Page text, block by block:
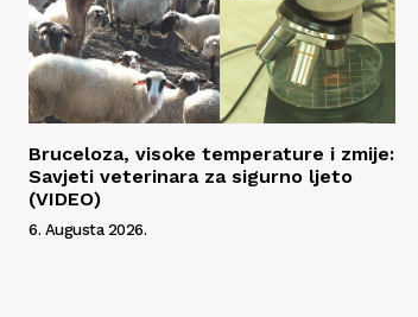
Bruceloza, visoke temperature i zmije:
Savjeti veterinara za sigurno ljeto
(VIDEO)
6. Augusta 2026.